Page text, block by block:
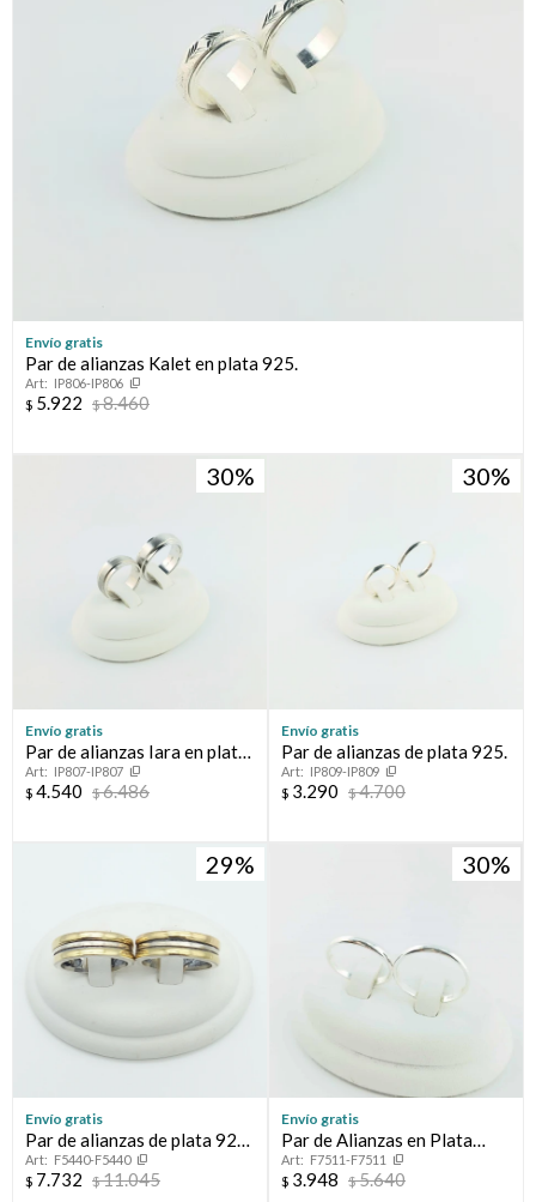
Envío gratis
Par de alianzas Kalet en plata 925.
IP806-IP806
$ 5.922 $8.460
30
Envío gratis
Par de alianzas Iara en plata
925.IP807-IP807
$ 4.540 $6.486
30
Envío gratis
Par de alianzas de plata 925.
IP809-IP809
$ 3.290 $4.700
29
Envío gratis
Par de alianzas de plata 925
y double en oro 18 ktes.
F5440-F5440
$ 7.732 $11.045
30
Envío gratis
Par de Alianzas en Plata
925.F7511-F7511
$ 3.948 $5.640